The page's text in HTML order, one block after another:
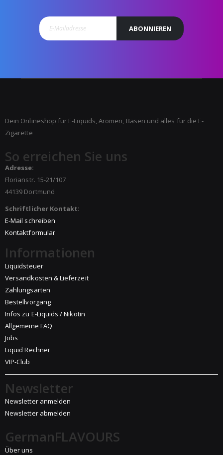
ABONNIEREN
Dein Onlineshop für E-Liquids, Aromen, Basen und alles für die E-
Zigarette
So erreichen Sie uns
Adresse:
Florianstr. 15-21/107
44139 Dortmund
Schriftlicher Kontakt:
E-Mail schreiben
Kontaktformular
Informationen
Liquidsteuer
Versandkosten & Lieferzeit
Zahlungsarten
Bestellvorgang
Infos zu E-Liquids / Nikotin
Allgemeine FAQ
Jobs
Liquid Rechner
VIP-Club
Newsletter
Newsletter anmelden
Newsletter abmelden
GermanFLAVOURS
Über uns